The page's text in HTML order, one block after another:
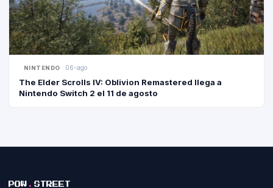
GAMING NEWS ·
STEAM
NINTENDO 06-ago
The Elder Scrolls IV: Oblivion Remastered llega a
Nintendo Switch 2 el 11 de agosto
POW . STREET